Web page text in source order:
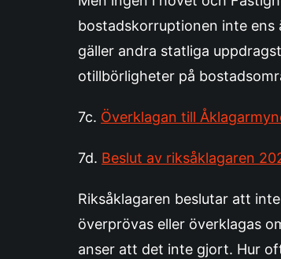
bostadskorruptionen inte
gäller andra statliga
otillbörligheter på
7c. Överklagan till
7d. Beslut av riksåklagaren
Riksåklagaren beslutar att
överprövas eller överklagas
anser att det inte gjort. Hur